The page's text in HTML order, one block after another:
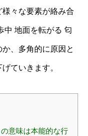
々な要素が絡み合
中 地面を転がる 匂
、多角的に原因と
ていきます。
意味は本能的な行